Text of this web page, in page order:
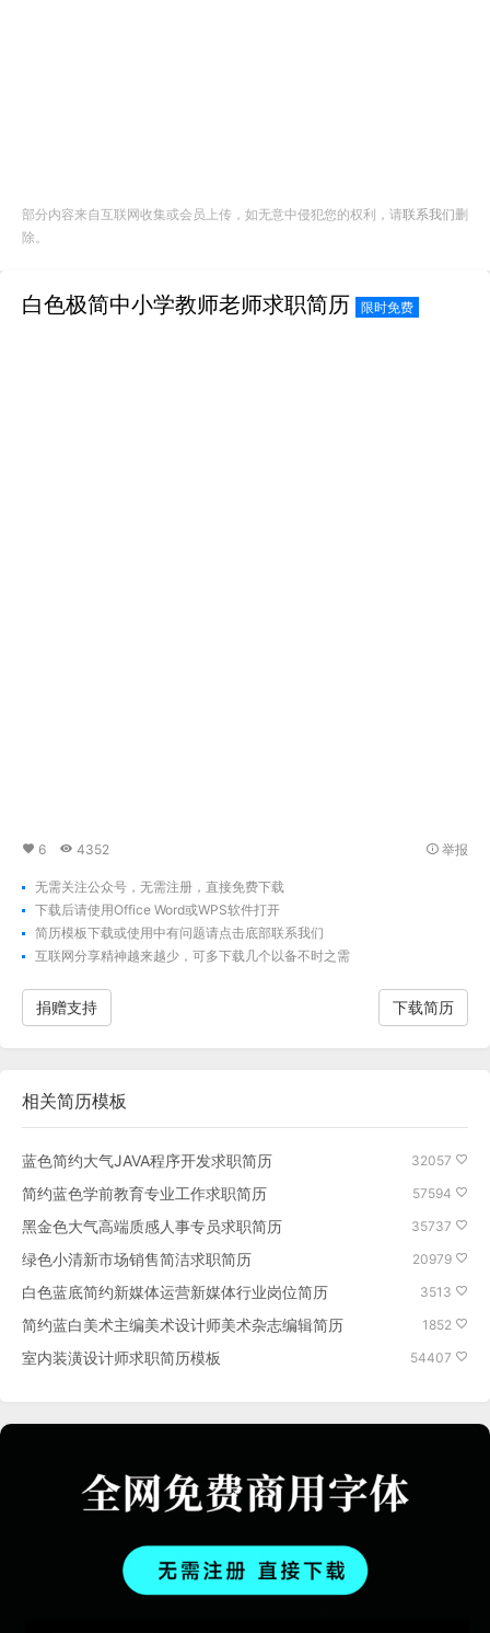
部分内容来自互联网收集或会员上传，如无意中侵犯您的权利，请联系我们删
除。
白色极简中小学教师老师求职简历 限时免费
6 4352 举报
无需关注公众号，无需注册，直接免费下载
下载后请使用Office Word或WPS软件打开
简历模板下载或使用中有问题请点击底部联系我们
互联网分享精神越来越少，可多下载几个以备不时之需
捐赠支持 下载简历
相关简历模板
蓝色简约大气JAVA程序开发求职简历 32057
简约蓝色学前教育专业工作求职简历 57594
黑金色大气高端质感人事专员求职简历 35737
绿色小清新市场销售简洁求职简历 20979
白色蓝底简约新媒体运营新媒体行业岗位简历 3513
简约蓝白美术主编美术设计师美术杂志编辑简历 1852
室内装潢设计师求职简历模板 54407